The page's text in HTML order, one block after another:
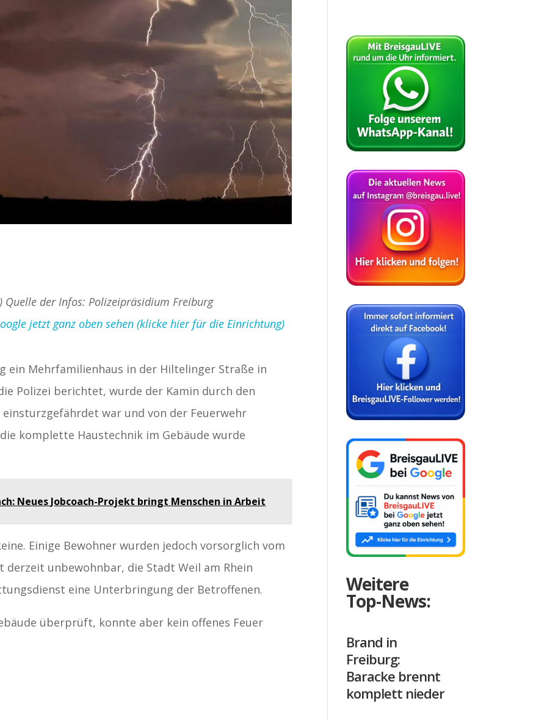
der Infos: Polizeipräsidium Freiburg
jetzt ganz oben sehen (klicke hier für die Einrichtung)
ein Mehrfamilienhaus in der Hiltelinger Straße in
Polizei berichtet, wurde der Kamin durch den
war und von der Feuerwehr
komplette Haustechnik im Gebäude wurde
Neues Jobcoach-Projekt bringt Menschen in Arbeit
Einige Bewohner wurden jedoch vorsorglich vom
unbewohnbar, die Stadt Weil am Rhein
eine Unterbringung der Betroffenen.
überprüft, konnte aber kein offenes Feuer
Weitere
Top-News:
Brand in
Freiburg:
Baracke brennt
komplett nieder